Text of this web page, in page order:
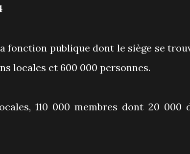
fonction publique dont le siège se
locales et 600 000 personnes.
110 000 membres dont 20 000